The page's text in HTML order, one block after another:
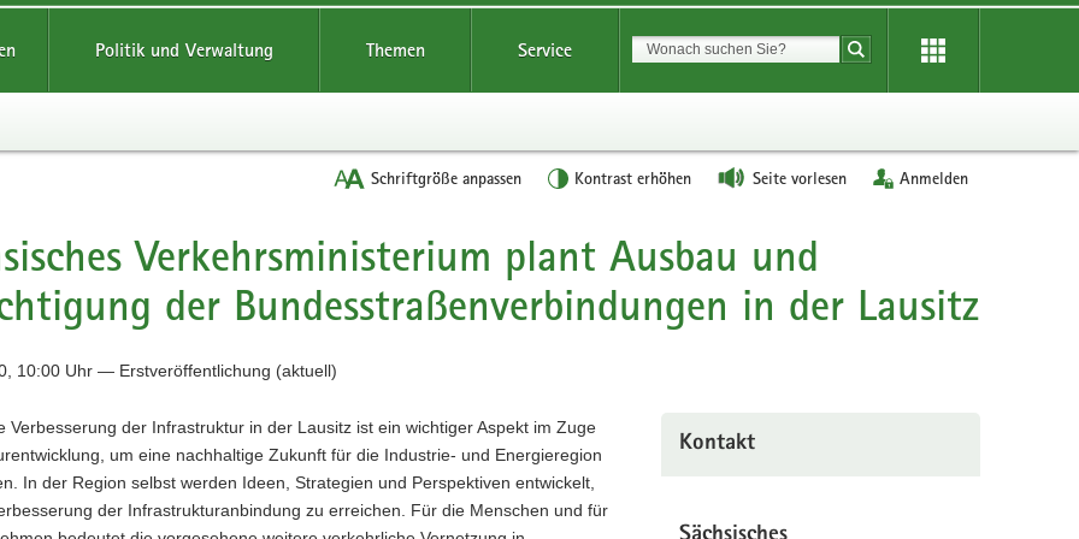
Politik und Verwaltung Themen Service Suchbegriff
Suche starten
Schriftgröße anpassen Kontrast erhöhen Seite vorlesen Anmelden
Verkehrsministerium plant Ausbau und
der Bundesstraßenverbindungen in der Lausitz
10:00 Uhr — Erstveröffentlichung (aktuell)
Verbesserung der Infrastruktur in der Lausitz ist ein wichtiger Aspekt im Zuge
um eine nachhaltige Zukunft für die Industrie- und Energieregion
In der Region selbst werden Ideen, Strategien und Perspektiven entwickelt,
der Infrastrukturanbindung zu erreichen. Für die Menschen und für
Kontakt